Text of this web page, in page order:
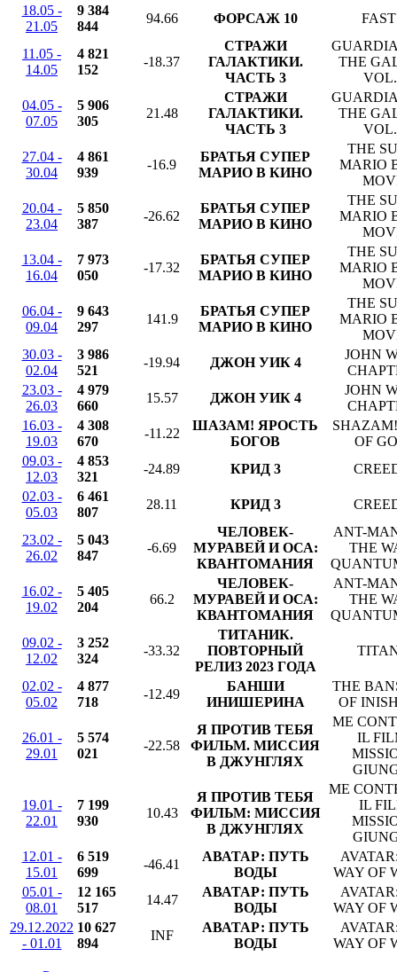
18.05 -
21.05
9 384
844
94.66 ФОРСАЖ 10
11.05 -
14.05
4 821
152
-18.37
СТРАЖИ
ГАЛАКТИКИ.
ЧАСТЬ 3
THE
04.05 -
07.05
5 906
305
21.48
СТРАЖИ
ГАЛАКТИКИ.
ЧАСТЬ 3
THE
27.04 -
30.04
4 861
939
-16.9
БРАТЬЯ СУПЕР
МАРИО В КИНО
THE
MARIO
20.04 -
23.04
5 850
387
-26.62
БРАТЬЯ СУПЕР
МАРИО В КИНО
THE
MARIO
13.04 -
16.04
7 973
050
-17.32
БРАТЬЯ СУПЕР
МАРИО В КИНО
THE
MARIO
06.04 -
09.04
9 643
297
141.9
БРАТЬЯ СУПЕР
МАРИО В КИНО
THE
MARIO
30.03 -
02.04
3 986
521
-19.94 ДЖОН УИК 4
JOHN
23.03 -
26.03
4 979
660
15.57 ДЖОН УИК 4
JOHN
16.03 -
19.03
4 308
670
-11.22
ШАЗАМ! ЯРОСТЬ
БОГОВ
OF
09.03 -
12.03
4 853
321
-24.89 КРИД 3
02.03 -
05.03
6 461
807
28.11 КРИД 3
23.02 -
26.02
5 043
847
-6.69
ЧЕЛОВЕК-
МУРАВЕЙ И ОСА:
КВАНТОМАНИЯ
ANT-
THE
16.02 -
19.02
5 405
204
66.2
ЧЕЛОВЕК-
МУРАВЕЙ И ОСА:
КВАНТОМАНИЯ
ANT-
THE
09.02 -
12.02
3 252
324
-33.32
ТИТАНИК.
ПОВТОРНЫЙ
РЕЛИЗ 2023 ГОДА
02.02 -
05.02
4 877
718
-12.49
БАНШИ
ИНИШЕРИНА
THE
OF
26.01 -
29.01
5 574
021
-22.58
Я ПРОТИВ ТЕБЯ
ФИЛЬМ. МИССИЯ
В ДЖУНГЛЯХ
ME
IL
19.01 -
22.01
7 199
930
10.43
Я ПРОТИВ ТЕБЯ
ФИЛЬМ: МИССИЯ
В ДЖУНГЛЯХ
ME
IL
12.01 -
15.01
6 519
699
-46.41
АВАТАР: ПУТЬ
ВОДЫ
WAY OF
05.01 -
08.01
12 165
517
14.47
АВАТАР: ПУТЬ
ВОДЫ
WAY OF
29.12.2022
- 01.01
10 627
894
INF
АВАТАР: ПУТЬ
ВОДЫ
WAY OF